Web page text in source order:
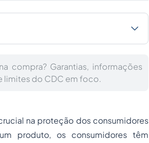
compra? Garantias, informações
limites do CDC em foco.
na proteção dos consumidores
produto, os consumidores têm